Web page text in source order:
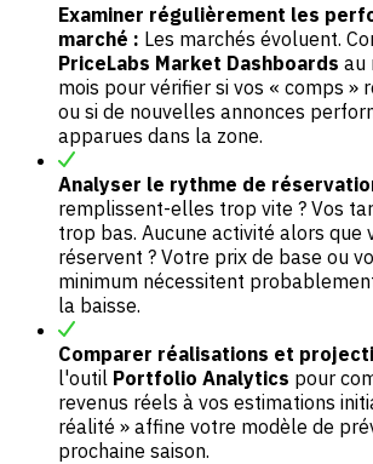
Examiner régulièrement les
marché : Les marchés évoluent.
PriceLabs Market Dashboards au
mois pour vérifier si vos « comps »
ou si de nouvelles annonces
apparues dans la zone.
Analyser le rythme de
remplissent-elles trop vite ? Vos
trop bas. Aucune activité alors que
réservent ? Votre prix de base ou
minimum nécessitent
la baisse.
Comparer réalisations et
l'outil Portfolio Analytics pour
revenus réels à vos estimations
réalité » affine votre modèle de
prochaine saison.